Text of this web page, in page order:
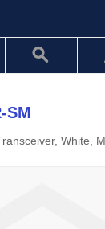
SM
White,